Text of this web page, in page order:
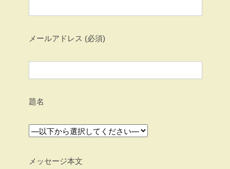
メールアドレス (必須)
題名
メッセージ本文